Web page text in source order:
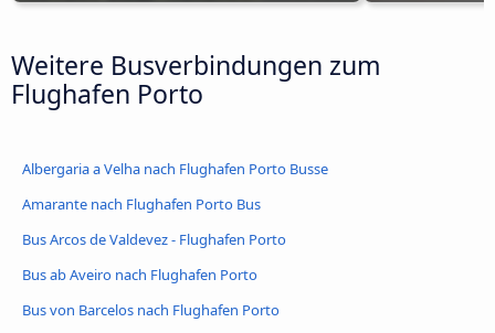
Weitere Busverbindungen zum
Flughafen Porto
Albergaria a Velha nach Flughafen Porto Busse
Amarante nach Flughafen Porto Bus
Bus Arcos de Valdevez - Flughafen Porto
Bus ab Aveiro nach Flughafen Porto
Bus von Barcelos nach Flughafen Porto